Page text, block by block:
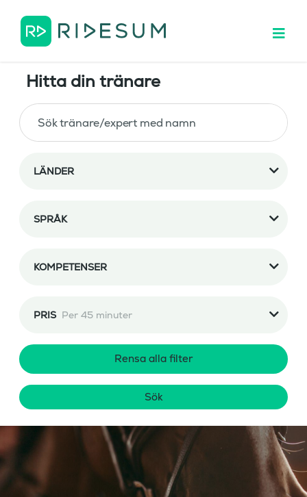
Hitta din tränare
LÄNDER
SPRÅK
KOMPETENSER
PRIS Per 45 minuter
Rensa alla filter
Sök